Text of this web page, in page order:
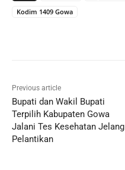
Kodim 1409 Gowa
Previous article
Bupati dan Wakil Bupati
Terpilih Kabupaten Gowa
Jalani Tes Kesehatan Jelang
Pelantikan